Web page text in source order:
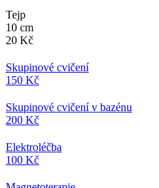
Tejp
10 cm
20 Kč
Skupinové cvičení
150 Kč
Skupinové cvičení v bazénu
200 Kč
Elektroléčba
100 Kč